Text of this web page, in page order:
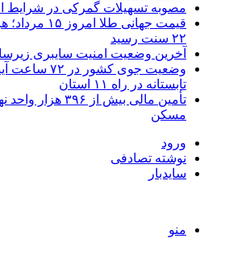
مصوبه تسهیلات گمرکی در شرایط
۲۲ سنت رسید
آخرین وضعیت امنیت سایبری
وضعیت جوی
تابستانه در راه ۱۱ استان
تأمین مالی بیش
مسکن
ورود
نوشته تصادفی
سایدبار
منو